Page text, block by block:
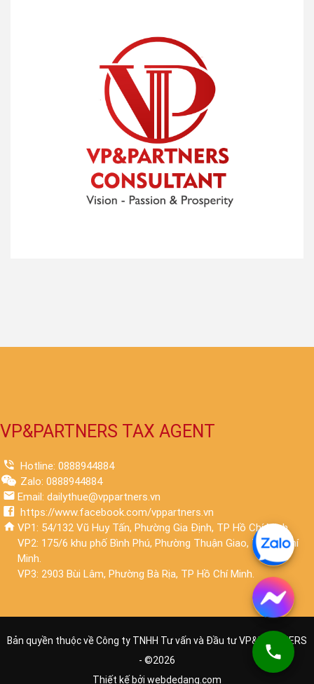
VP&PARTNERS TAX AGENT
Hotline: 0888944884
Zalo: 0888944884
Email: dailythue@vppartners.vn
https://www.facebook.com/vppartners.vn
VP1: 54/132 Vũ Huy Tấn, Phường Gia Định, TP Hồ Chí Minh.
VP2: 175/6 khu phố Bình Phú, Phường Thuận Giao, TP Hồ Chí
Minh.
VP3: 2903 Bùi Lâm, Phường Bà Rịa, TP Hồ Chí Minh.
Bản quyền thuộc về Công ty TNHH Tư vấn và Đầu tư VP&PARTNERS
- ©2026
Thiết kế bởi webdedang.com